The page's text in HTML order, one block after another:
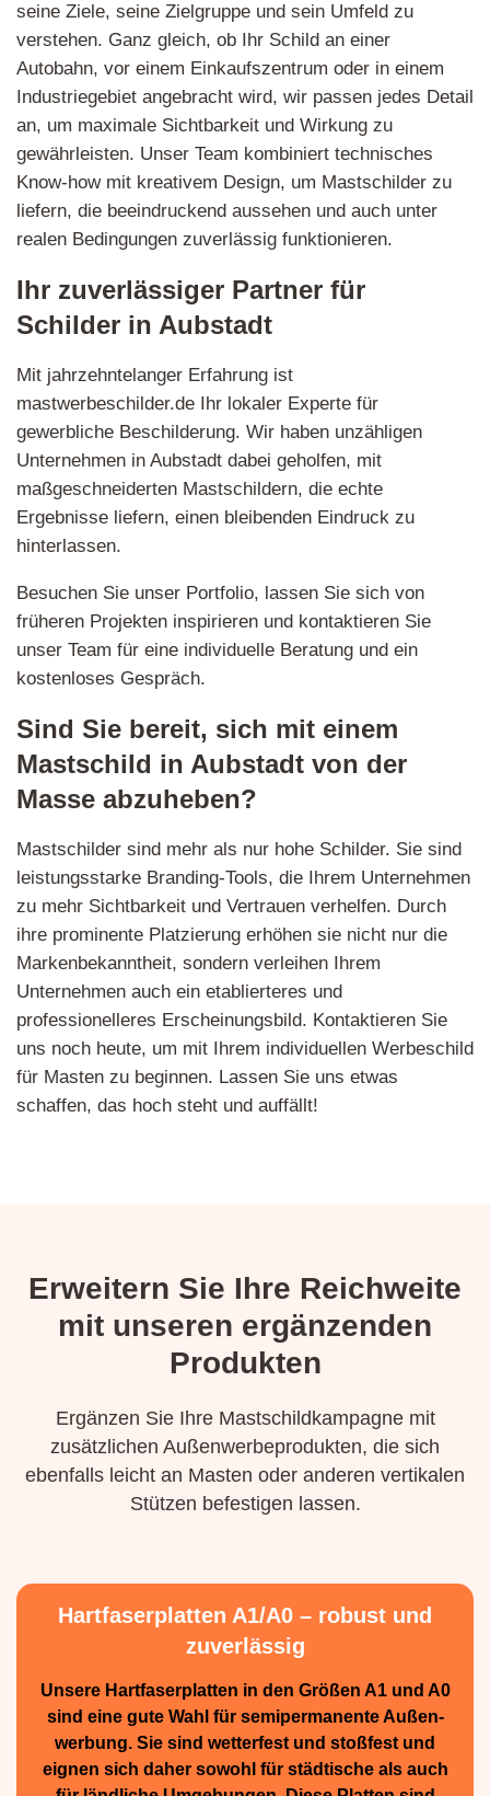
seine Ziele, seine Zielgruppe und sein Umfeld zu
verstehen. Ganz gleich, ob Ihr Schild an einer
Autobahn, vor einem Einkaufszentrum oder in einem
Industriegebiet angebracht wird, wir passen jedes Detail
an, um maximale Sichtbarkeit und Wirkung zu
gewährleisten. Unser Team kombiniert technisches
Know-how mit kreativem Design, um Mastschilder zu
liefern, die beeindruckend aussehen und auch unter
realen Bedingungen zuverlässig funktionieren.
Ihr zuverlässiger Partner für
Schilder in Aubstadt
Mit jahrzehntelanger Erfahrung ist
mastwerbeschilder.de Ihr lokaler Experte für
gewerbliche Beschilderung. Wir haben unzähligen
Unternehmen in Aubstadt dabei geholfen, mit
maßgeschneiderten Mastschildern, die echte
Ergebnisse liefern, einen bleibenden Eindruck zu
hinterlassen.
Besuchen Sie unser Portfolio, lassen Sie sich von
früheren Projekten inspirieren und kontaktieren Sie
unser Team für eine individuelle Beratung und ein
kostenloses Gespräch.
Sind Sie bereit, sich mit einem
Mastschild in Aubstadt von der
Masse abzuheben?
Mastschilder sind mehr als nur hohe Schilder. Sie sind
leistungsstarke Branding-Tools, die Ihrem Unternehmen
zu mehr Sichtbarkeit und Vertrauen verhelfen. Durch
ihre prominente Platzierung erhöhen sie nicht nur die
Markenbekanntheit, sondern verleihen Ihrem
Unternehmen auch ein etablierteres und
professionelleres Erscheinungsbild. Kontaktieren Sie
uns noch heute, um mit Ihrem individuellen Werbeschild
für Masten zu beginnen. Lassen Sie uns etwas
schaffen, das hoch steht und auffällt!
Erweitern Sie Ihre Reichweite
mit unseren ergänzenden
Produkten
Ergänzen Sie Ihre Mastschildkampagne mit
zusätzlichen Außenwerbeprodukten, die sich
ebenfalls leicht an Masten oder anderen vertikalen
Stützen befestigen lassen.
Hartfaserplatten A1/A0 – robust und
zuverlässig
Unsere Hartfaserplatten in den Größen A1 und A0
sind eine gute Wahl für semiperma­nente Außen­
werbung. Sie sind wetterfest und stoßfest und
eignen sich daher sowohl für städtische als auch